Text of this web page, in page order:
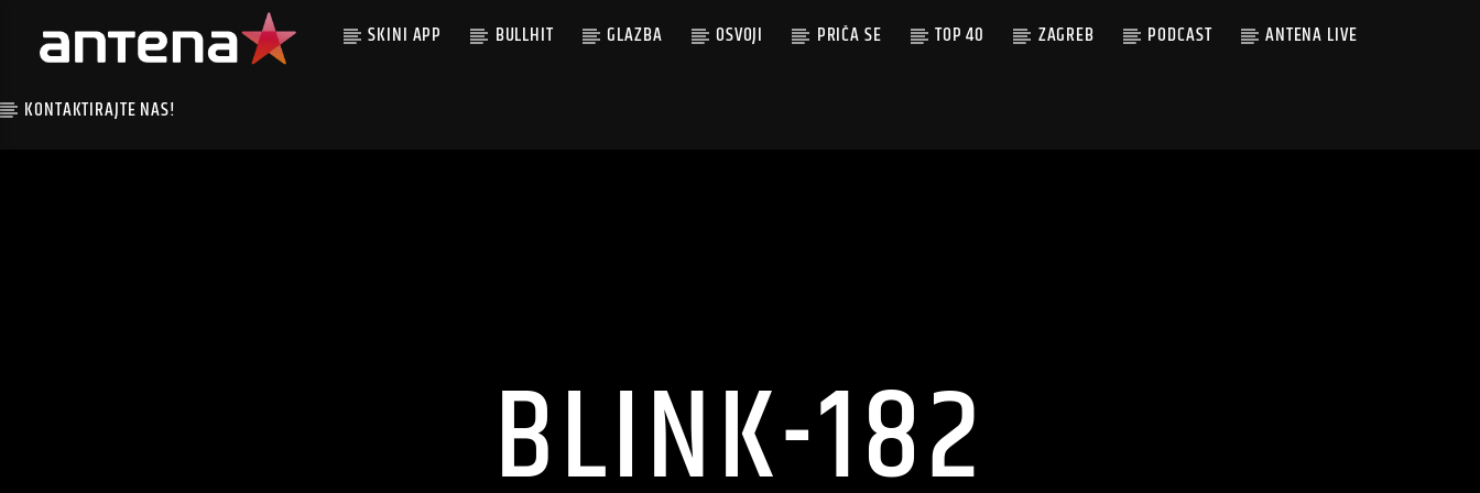
SKINI APP BULLHIT GLAZBA OSVOJI PRIČA SE TOP 40 ZAGREB PODCAST ANTENA LIVE
KONTAKTIRAJTE NAS!
BLINK-182